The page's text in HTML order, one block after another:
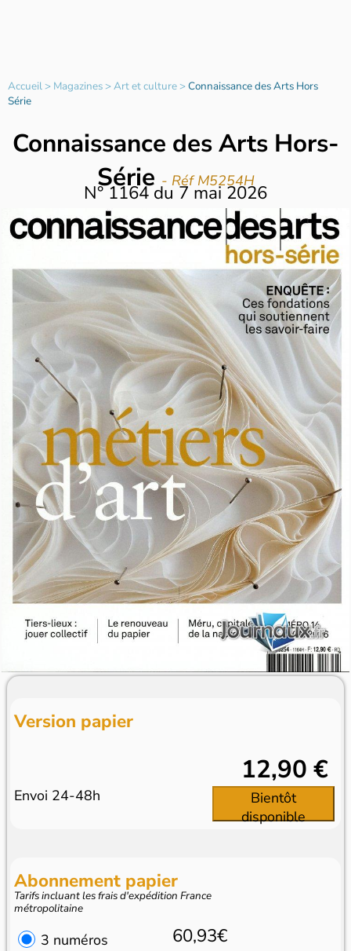
Accueil> Magazines>Art et culture>Connaissance des Arts Hors
Série
Connaissance des Arts Hors-
Série- Réf M5254H
N°1164du7 mai 2026
Version papier
Envoi 24-48h
12,90 €
Bientôt
disponible
Abonnement papier
Tarifs incluant les frais d'expédition France
métropolitaine
3 numéros 60,93€